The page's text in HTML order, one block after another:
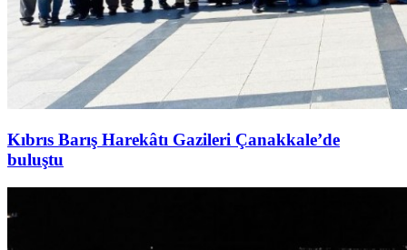
Kıbrıs Barış Harekâtı Gazileri Çanakkale’de
buluştu